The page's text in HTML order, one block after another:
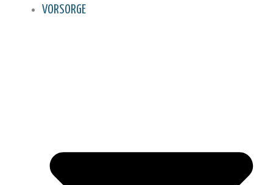
VORSORGE